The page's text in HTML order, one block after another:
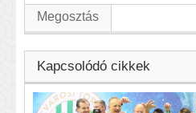
Megosztás
Kapcsolódó cikkek